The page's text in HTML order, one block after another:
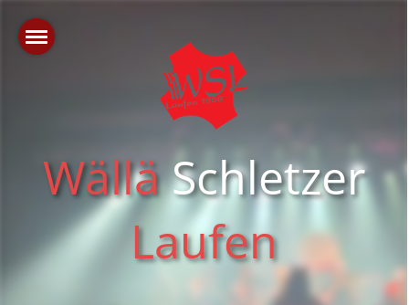
WälläSchletzer
Laufen